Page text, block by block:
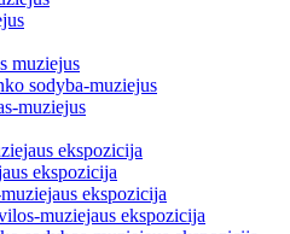
muziejus
sodyba-muziejus
muziejus
ekspozicija
ekspozicija
ekspozicija
muziejaus ekspozicija